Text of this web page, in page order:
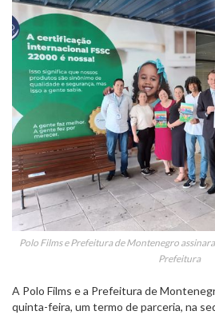
Polo Films e Prefeitura de Montenegro
Prefeitura
A Polo Films e a Prefeitura de
quinta-feira, um termo de parceria, na